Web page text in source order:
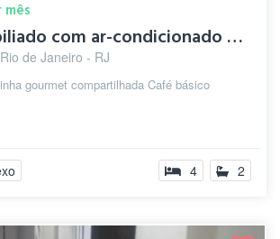
mês
Quarto mobiliado com ar-condicionado e W...
de Janeiro - RJ
gourmet compartilhada Café básico
4 2